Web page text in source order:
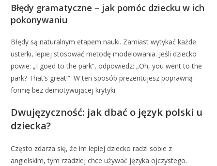
Błędy gramatyczne – jak pomóc dziecku w ich
pokonywaniu
Błędy są naturalnym etapem nauki. Zamiast wytykać każde
usterki, lepiej stosować metodę modelowania. Jeśli dziecko
powie: „I goed to the park”, odpowiedz: „Oh, you went to the
park? That’s great!”. W ten sposób prezentujesz poprawną
formę bez demotywującej krytyki.
Dwujęzyczność: jak dbać o język polski u
dziecka?
Często zdarza się, że im lepiej dziecko radzi sobie z
angielskim, tym rzadziej chce używać języka ojczystego.